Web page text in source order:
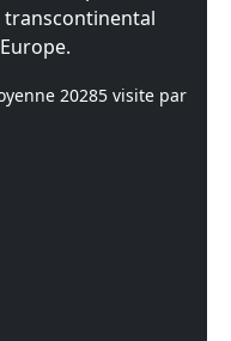
transcontinental
20285 visite par